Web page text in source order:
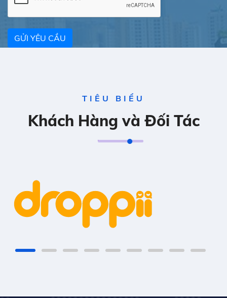
GỬI YÊU CẦU
TIÊU BIỂU
Khách Hàng và Đối Tác